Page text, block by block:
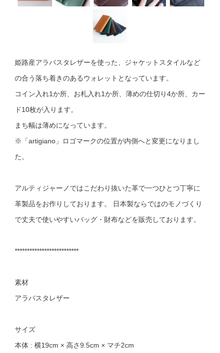
姫路産アラバスタレザーを使った、ジャケットスタイルなど
の合う落ち着きのあるウォレットとなっています。
コイン入れ1か所、お札入れ1か所、薄めの仕切り4か所、カー
ド10枚が入ります。
まち幅は薄めになっています。
※「artigiano」ロゴマークの位置が内側へと変更になりまし
た。
アルティジャーノではこだわり抜いた革で一つひとつ丁寧に
革製品をお作りしております。 日本製ならではのモノづくり
で丈夫で使いやすいバッグ・財布などを販売しております。
**************************
素材
アラバスタレザー
サイズ
本体 : 横19cm × 高さ9.5cm × マチ2cm